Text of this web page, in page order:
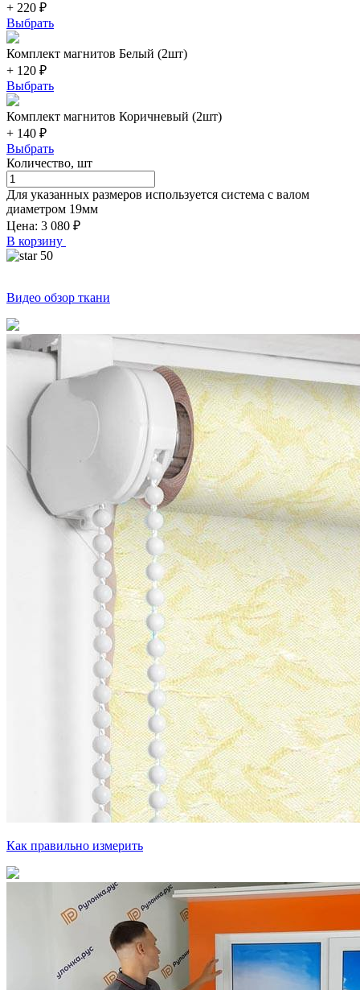
+ 220 ₽
Выбрать
Комплект магнитов Белый (2шт)
+ 120 ₽
Выбрать
Комплект магнитов Коричневый (2шт)
+ 140 ₽
Выбрать
Количество, шт
Для указанных размеров используется система с валом
диаметром 19мм
Цена: 3 080 ₽
В корзину
50
Видео обзор ткани
Как правильно измерить